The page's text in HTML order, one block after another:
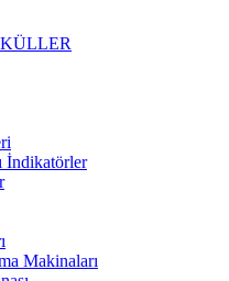
İndikatörler
Makinaları